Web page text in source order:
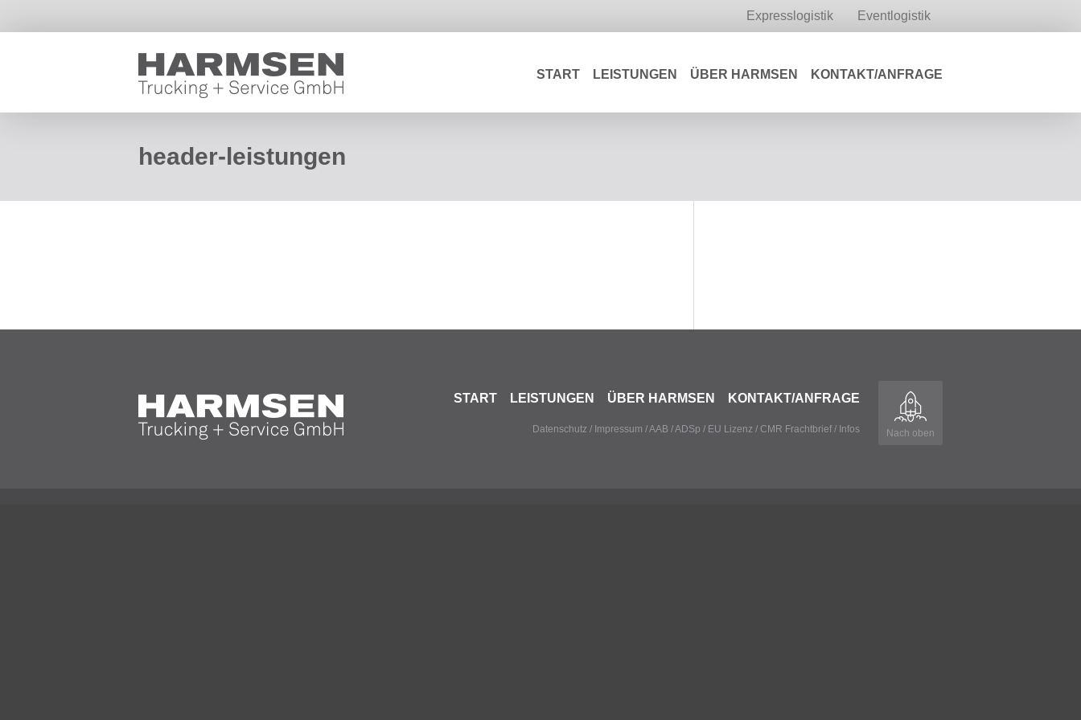
Eventlogistik
Expresslogistik
START LEISTUNGEN ÜBER HARMSEN KONTAKT/ANFRAGE
header-leistungen
Nach oben
START LEISTUNGEN ÜBER HARMSEN KONTAKT/ANFRAGE
Datenschutz / Impressum /AAB /ADSp / EU Lizenz / CMR Frachtbrief / Infos